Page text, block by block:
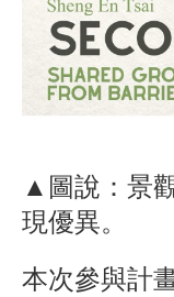
▲圖說：景
現優異。
本次參與計